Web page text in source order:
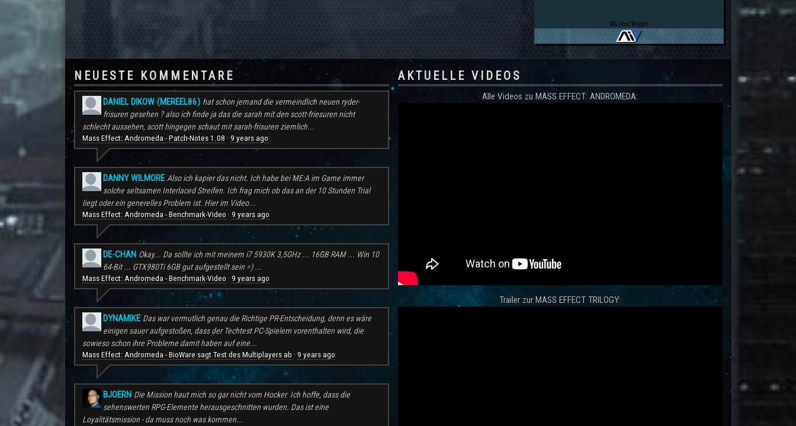
RSS Feed Widget
NEUESTE KOMMENTARE
DANIEL DIKOW (MEREEL86) hat schon jemand die vermeindlich neuen ryder-
frisuren gesehen ? also ich finde ja das die sarah mit den scott-friesuren nicht
schlecht aussehen, scott hingegen schaut mit sarah-frisuren ziemlich...
Mass Effect: Andromeda - Patch-Notes 1.08 · 9 years ago
DANNY WILMORE Also ich kapier das nicht. Ich habe bei ME:A im Game immer
solche seltsamen Interlaced Streifen. Ich frag mich ob das an der 10 Stunden Trial
liegt oder ein generelles Problem ist. Hier im Video...
Mass Effect: Andromeda - Benchmark-Video · 9 years ago
DE-CHAN Okay... Da sollte ich mit meinem i7 5930K 3,5GHz ... 16GB RAM ... Win 10
64-Bit ... GTX980Ti 6GB gut aufgestellt sein =) ...
Mass Effect: Andromeda - Benchmark-Video · 9 years ago
DYNAMIKE Das war vermutlich genau die Richtige PR-Entscheidung, denn es wäre
einigen sauer aufgestoßen, dass der Techtest PC-Spielern vorenthalten wird, die
sowieso schon ihre Probleme damit haben auf eine...
Mass Effect: Andromeda - BioWare sagt Test des Multiplayers ab · 9 years ago
BJOERN Die Mission haut mich so gar nicht vom Hocker. Ich hoffe, dass die
sehenswerten RPG-Elemente herausgeschnitten wurden. Das ist eine
Loyalitätsmission - da muss noch was kommen...
AKTUELLE VIDEOS
Alle Videos zu MASS EFFECT: ANDROMEDA:
Trailer zur MASS EFFECT TRILOGY: